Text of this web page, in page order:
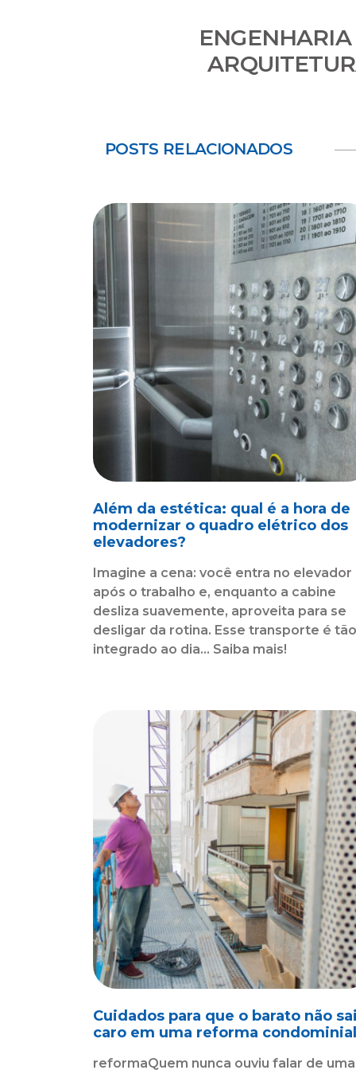
ENGENHARIA
POSTS RELACIONADOS
Além da estética: qual é a hora de
modernizar o quadro elétrico dos
elevadores?
Imagine a cena: você entra no elevador
após o trabalho e, enquanto a cabine
desliza suavemente, aproveita para se
desligar da rotina. Esse transporte é tão
integrado ao dia... Saiba mais!
Cuidados para que o barato não
caro em uma reforma condominial
reformaQuem nunca ouviu falar de uma